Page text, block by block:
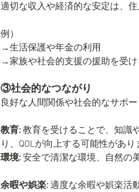
適切な収入や経済的な安定は、
例）
→生活保護や年金の利用
→家族や社会的支援の援助を受け
③社会的なつながり
良好な人間関係や社会的なサポ
教育: 教育を受けることで、知識
り、QOLが向上する可能性があり
環境: 安全で清潔な環境、自然の
余暇や娯楽: 適度な余暇や娯楽活